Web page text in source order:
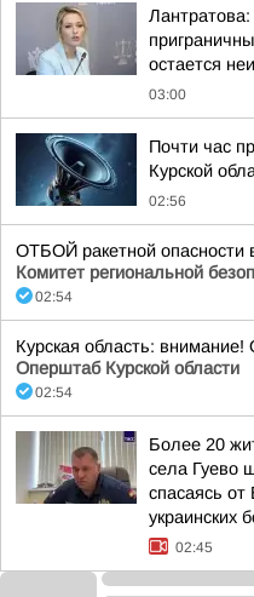
остается
03:00
Почти час
Курской
02:56
ОТБОЙ ракетной опасности
Комитет региональной
02:54
Курская область: внимание!
Оперштаб Курской области
02:54
Более 20
села Гуево
спасаясь
украинских
02:45